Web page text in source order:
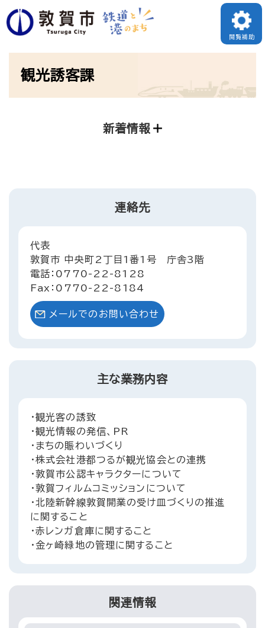
ペ
ー
閲覧補助
観光誘客課
新着情報
連絡先
代表
敦賀市 中央町2丁目1番1号 庁舎3階
電話：0770-22-8128
Fax：0770-22-8184
メールでのお問い合わせ
主な業務内容
・観光客の誘致
・観光情報の発信、PR
・まちの賑わいづくり
・株式会社港都つるが観光協会との連携
・敦賀市公認キャラクターについて
・敦賀フィルムコミッションについて
・北陸新幹線敦賀開業の受け皿づくりの推進
に関すること
・赤レンガ倉庫に関すること
・金ヶ崎緑地の管理に関すること
関連情報